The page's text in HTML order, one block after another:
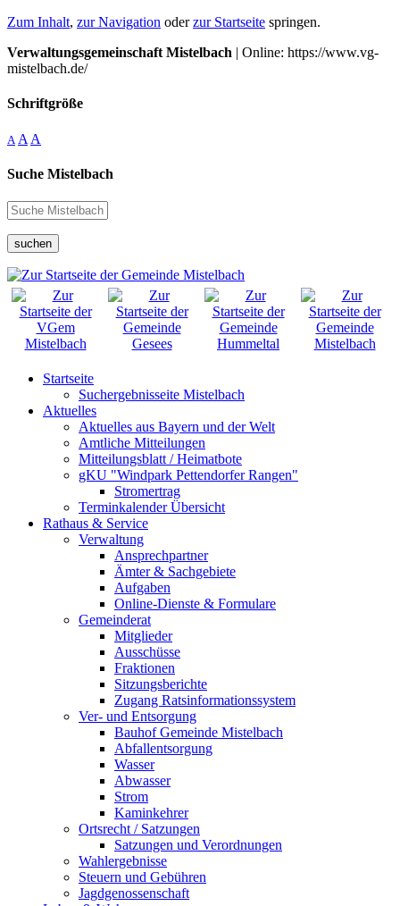
Zum Inhalt, zur Navigation oderzur Startseite springen.
Verwaltungsgemeinschaft Mistelbach | Online: https://www.vg-
mistelbach.de/
Schriftgröße
A A A
Suche Mistelbach
suchen
Startseite
Suchergebnisseite Mistelbach
Aktuelles
Aktuelles aus Bayern und der Welt
Amtliche Mitteilungen
Mitteilungsblatt / Heimatbote
gKU "Windpark Pettendorfer Rangen"
Stromertrag
Terminkalender Übersicht
Rathaus & Service
Verwaltung
Ansprechpartner
Ämter & Sachgebiete
Aufgaben
Online-Dienste & Formulare
Gemeinderat
Mitglieder
Ausschüsse
Fraktionen
Sitzungsberichte
Zugang Ratsinformationssystem
Ver- und Entsorgung
Bauhof Gemeinde Mistelbach
Abfallentsorgung
Wasser
Abwasser
Strom
Kaminkehrer
Ortsrecht / Satzungen
Satzungen und Verordnungen
Wahlergebnisse
Steuern und Gebühren
Jagdgenossenschaft